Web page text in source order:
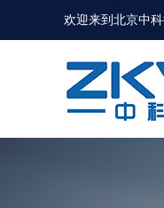
欢迎来到北京中